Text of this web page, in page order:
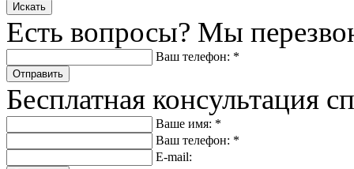
Искать
Есть вопросы? Мы
Ваш телефон: *
Отправить
Бесплатная консультация
Ваше имя: *
Ваш телефон: *
E-mail: